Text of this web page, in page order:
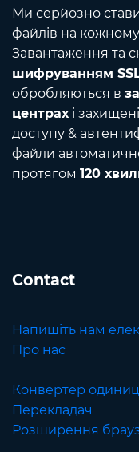
Ми серйозно
файлів на
Завантаження та
шифруванням
обробляються в
центрахі
доступу &
файли
протягом 120
Contact
Напишіть нам
Про нас
Конвертер
Перекладач
Розширення